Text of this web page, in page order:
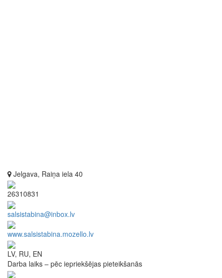
Jelgava, Raiņa iela 40
26310831
salsistabina@inbox.lv
www.salsistabina.mozello.lv
LV, RU, EN
Darba laiks – pēc iepriekšējas pieteikšanās